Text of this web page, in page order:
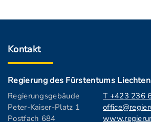
Kontakt
Regierung des Fürstentums
Regierungsgebäude
Peter-Kaiser-Platz 1
Postfach 684
T +423 236